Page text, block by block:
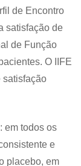
de Encontro
satisfação de
de Função
O IIFE
satisfação
em todos os
e
placebo, em